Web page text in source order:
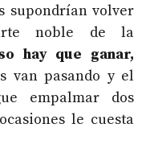
supondrían volver
noble de la
hay que ganar,
van pasando y el
empalmar dos
le cuesta